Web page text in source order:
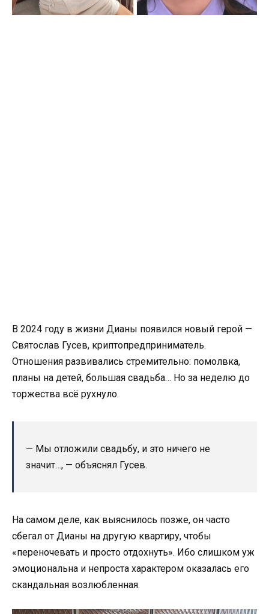
В 2024 году в жизни Дианы появился новый герой —
Святослав Гусев, криптопредприниматель.
Отношения развивались стремительно: помолвка,
планы на детей, большая свадьба… Но за неделю до
торжества всё рухнуло.
— Мы отложили свадьбу, и это ничего не
значит…, — объяснял Гусев.
На самом деле, как выяснилось позже, он часто
сбегал от Дианы на другую квартиру, чтобы
«переночевать и просто отдохнуть». Ибо слишком уж
эмоциональна и непроста характером оказалась его
скандальная возлюбленная.